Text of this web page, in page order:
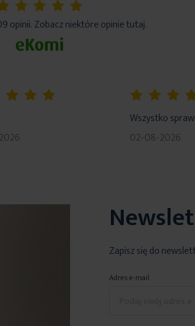
5%
opinii. Zobacz niektóre opinie tutaj.
Wszystko
02-08-2026
Zapisz się do
Adres e-mail